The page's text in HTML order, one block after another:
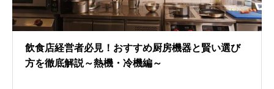
飲食店経営者必見！おすすめ厨房機器と賢い選び
方を徹底解説～熱機・冷機編～